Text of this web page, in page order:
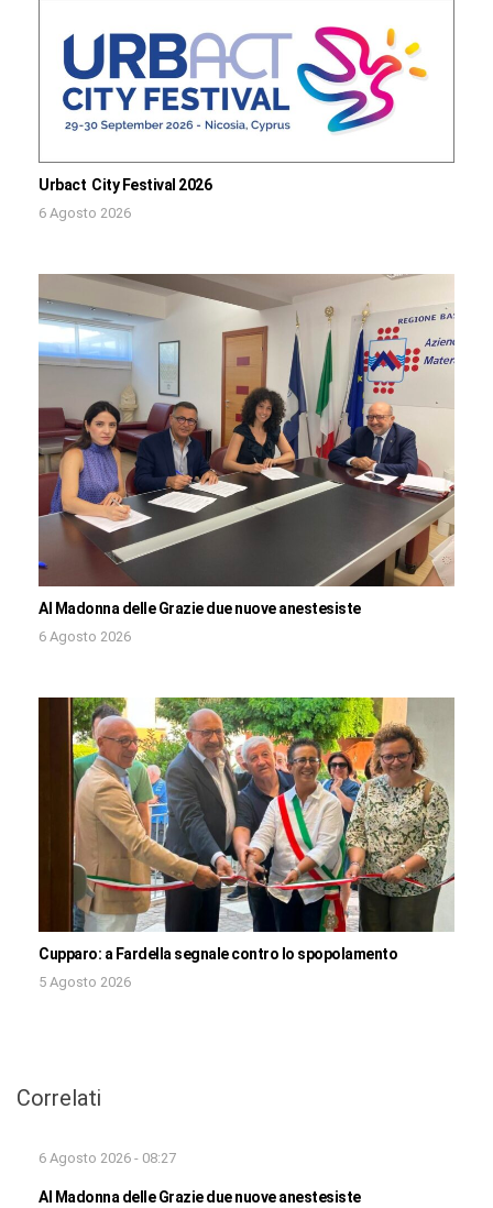
Urbact City Festival 2026
6 Agosto 2026
Al Madonna delle Grazie due nuove anestesiste
6 Agosto 2026
Cupparo: a Fardella segnale contro lo spopolamento
5 Agosto 2026
Correlati
6 Agosto 2026 - 08:27
Al Madonna delle Grazie due nuove anestesiste